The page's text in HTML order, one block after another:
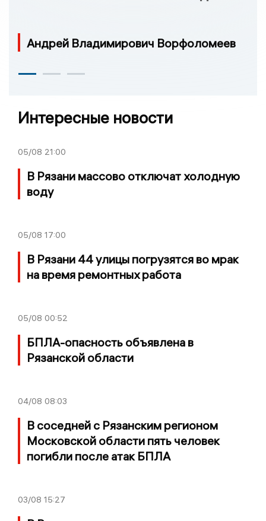
Андрей Владимирович Ворфоломеев
Интересные новости
05/08 21:00
В Рязани массово отключат холодную
воду
05/08 17:00
В Рязани 44 улицы погрузятся во мрак
на время ремонтных работа
05/08 00:52
БПЛА-опасность объявлена в
Рязанской области
04/08 08:03
В соседней с Рязанским регионом
Московской области пять человек
погибли после атак БПЛА
03/08 15:27